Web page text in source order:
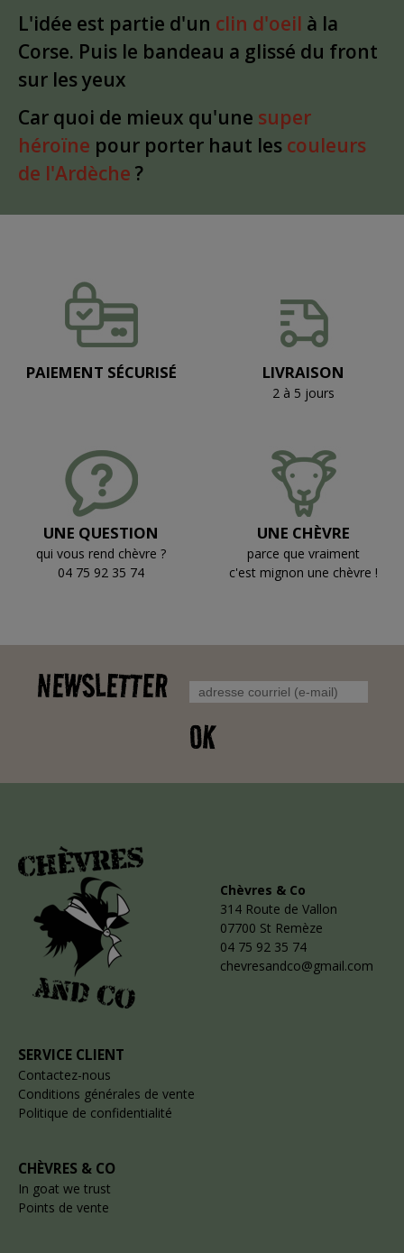
L'idée est partie d'un clin d'oeil à la
Corse. Puis le bandeau a glissé du front
sur les yeux
Car quoi de mieux qu'une super
héroïne pour porter haut les couleurs
de l'Ardèche ?
PAIEMENT SÉCURISÉ LIVRAISON
2 à 5 jours
UNE QUESTION
qui vous rend chèvre ?
04 75 92 35 74
UNE CHÈVRE
parce que vraiment
c'est mignon une chèvre !
NEWSLETTER
OK
Chèvres & Co
314 Route de Vallon
07700 St Remèze
04 75 92 35 74
chevresandco@gmail.com
SERVICE CLIENT
Contactez-nous
Conditions générales de vente
Politique de confidentialité
CHÈVRES & CO
In goat we trust
Points de vente